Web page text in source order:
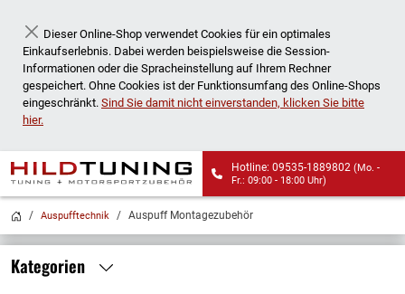
Schließen
Dieser Online-Shop verwendet Cookies für ein optimales
Einkaufserlebnis. Dabei werden beispielsweise die Session-
Informationen oder die Spracheinstellung auf Ihrem Rechner
gespeichert. Ohne Cookies ist der Funktionsumfang des Online-Shops
eingeschränkt. Sind Sie damit nicht einverstanden, klicken Sie bitte
hier.
Hotline: 09535-1889802(Mo. -
Fr.: 09:00 - 18:00 Uhr)
Wir liefern auch an
Auspufftechnik Auspuff Montagezubehör
Kategorien